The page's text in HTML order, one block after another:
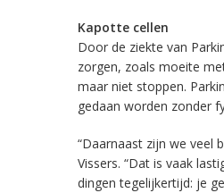
Kapotte cellen
Door de ziekte van
zorgen, zoals moeite
maar niet stoppen.
gedaan worden zonder
“Daarnaast zijn we veel
Vissers. “Dat is vaak
dingen tegelijkertijd: je